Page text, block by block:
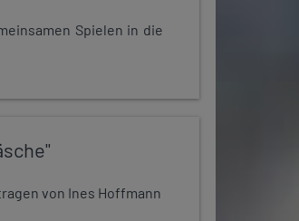
Spielen in die
von Ines Hoffmann